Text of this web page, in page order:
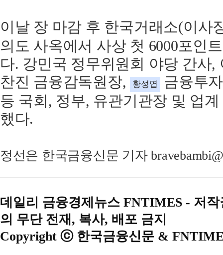
이날 장 마감 후 한국거래소(이사
의도 사옥에서 사상 첫 6000포인
다. 강민국 정무위원회 야당 간사,
찬진 금융감독원장, 황성엽 금융투
등 국회, 정부, 유관기관장 및 업
했다.
정선은 한국금융신문 기자
데일리 금융경제뉴스 FNTIMES - 저
의 무단 전재, 복사, 배포 금지
Copyright ⓒ 한국금융신문 &